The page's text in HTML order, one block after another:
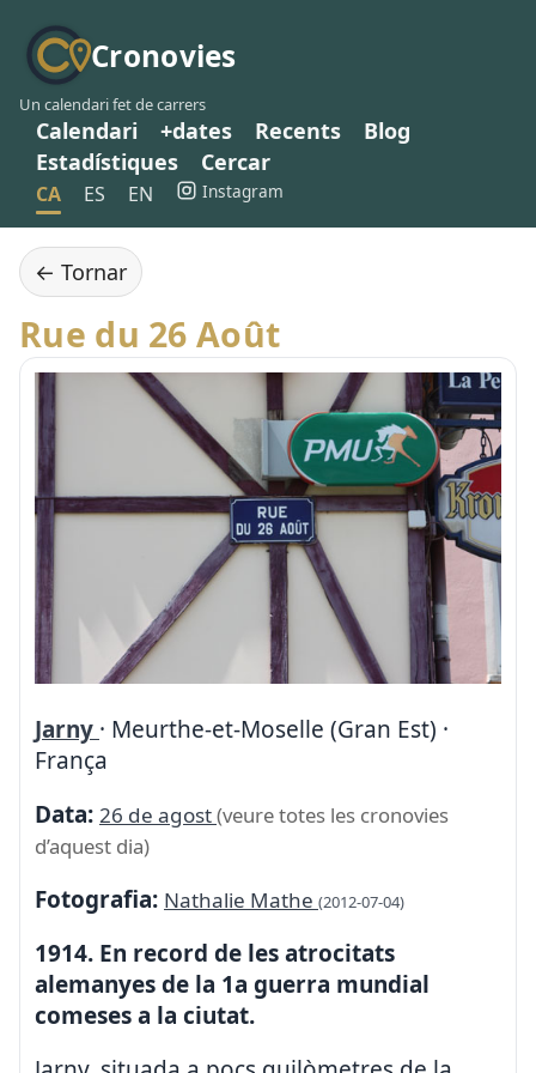
Cronovies
Un calendari fet de carrers
Calendari +dates Recents
Blog
Estadístiques
Cercar
CA ES EN Instagram
← Tornar
Rue du 26 Août
Jarny · Meurthe-et-Moselle (Gran Est) ·
França
Data: 26 de agost(veure totes les cronovies
d’aquest dia)
Fotografia: Nathalie Mathe (2012-07-04)
1914. En record de les atrocitats
alemanyes de la 1a guerra mundial
comeses a la ciutat.